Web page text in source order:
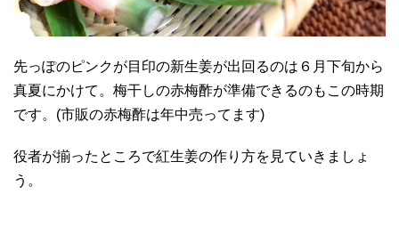
先っぽのピンクが目印の新生姜が出回るのは６月下旬から
真夏にかけて。梅干しの赤梅酢が準備できるのもこの時期
です。(市販の赤梅酢は年中売ってます)
役者が揃ったところで紅生姜の作り方を見ていきましょ
う。